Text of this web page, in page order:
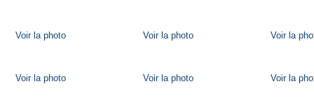
Voir la photo Voir la photo Voir la
Voir la photo Voir la photo Voir la